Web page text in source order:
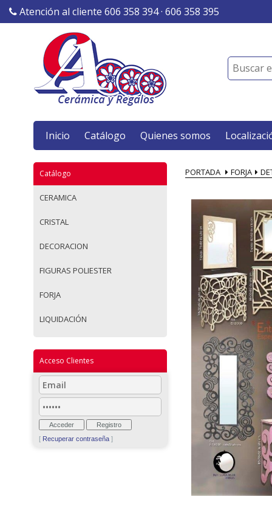
Atención al cliente 606 358 394 · 606 358 395
Inicio Catálogo Quienes somos
Catálogo
CERAMICA
CRISTAL
DECORACION
FIGURAS POLIESTER
FORJA
LIQUIDACIÓN
Acceso Clientes
[ Recuperar contraseña ]
PORTADA FORJA